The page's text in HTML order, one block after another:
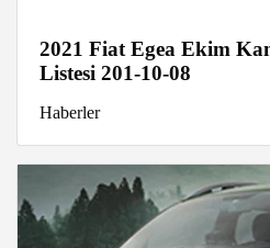
2021 Fiat Egea Ekim
Listesi 201-10-08
Haberler